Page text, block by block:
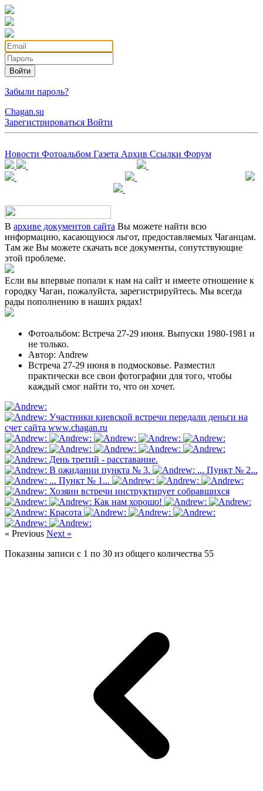
Войти
Забыли пароль?
Chagan.su
Зарегистрироваться Войти
Новости Фотоальбом Газета Архив Ссылки Форум
В архиве документов сайта Вы можете найти всю
информацию, касающуюся льгот, предоставляемых Чаганцам.
Там же Вы можете скачать все документы, сопутствующие
этой проблеме.
Если вы впервые попали к нам на сайт и имеете отношение к
городку Чаган, пожалуйста, зарегистрируйтесь. Мы всегда
рады пополнению в наших рядах!
Фотоальбом: Встреча 27-29 июня. Выпуски 1980-1981 и
не только.
Автор: Andrew
Встреча 27-29 июня в подмосковье. Разместил
практически все свои фотографии для того, чтобы
каждый смог найти то, что он хочет.
« Previous Next »
Показаны записи с 1 по 30 из общего количества 55